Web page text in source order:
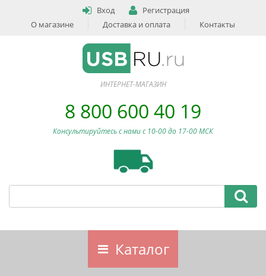
Вход
Регистрация
О магазине
Доставка и оплата Контакты
ИНТЕРНЕТ-МАГАЗИН
8 800 600 40 19
Консультируйтесь с нами c 10-00 до 17-00 МСК
Каталог